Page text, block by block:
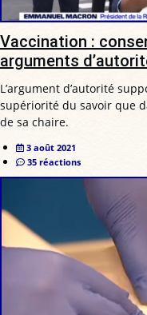
Vaccination :
arguments
L’argument d’autorité
supériorité du savoir que
de sa chaire.
3 août 2021
35 réactions